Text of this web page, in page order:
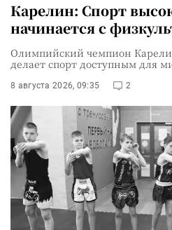
Карелин: Спорт
начинается с
Олимпийский чемпион
делает спорт доступным для
8 августа 2026, 09:35 2